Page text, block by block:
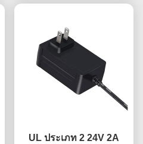
UL ประเภท 2 24V 2A